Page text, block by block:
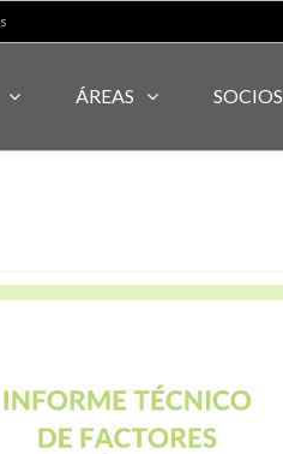
ÁREAS SOCIOS